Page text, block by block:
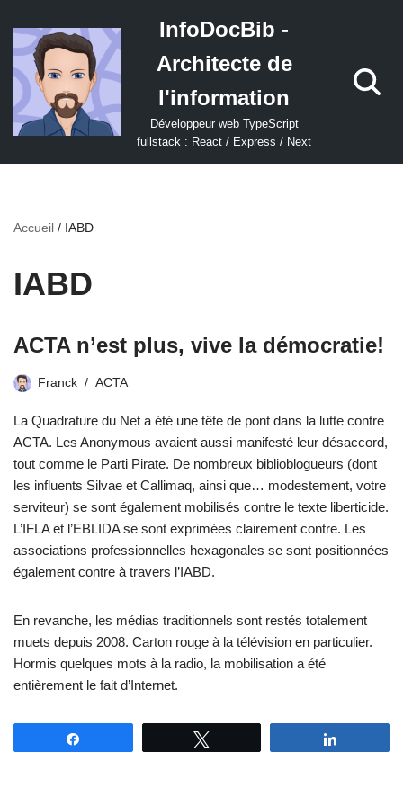
Aller
au
contenu
InfoDocBib -
Architecte de
l'information
Développeur web TypeScript
fullstack : React / Express / Next
Accueil / IABD
IABD
ACTA n’est plus, vive la démocratie!
Franck ACTA
La Quadrature du Net a été une tête de pont dans la lutte contre
ACTA. Les Anonymous avaient aussi manifesté leur désaccord,
tout comme le Parti Pirate. De nombreux biblioblogueurs (dont
les influents Silvae et Callimaq, ainsi que… modestement, votre
serviteur) se sont également mobilisés contre le texte liberticide.
L’IFLA et l’EBLIDA se sont exprimées clairement contre. Les
associations professionnelles hexagonales se sont positionnées
également contre à travers l’IABD.
En revanche, les médias traditionnels sont restés totalement
muets depuis 2008. Carton rouge à la télévision en particulier.
Hormis quelques mots à la radio, la mobilisation a été
entièrement le fait d’Internet.